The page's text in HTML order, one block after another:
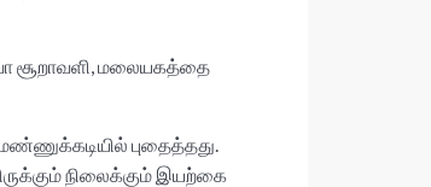
சூறாவளி, மலையகத்தை
புதைத்தது.
நிலைக்கும் இயற்கை